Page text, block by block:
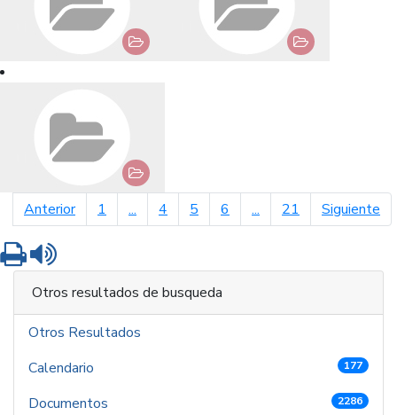
Anteriorpágina anterior
1 ... 4 5 6 ... 21 Siguiente
Imprimir
Otros resultados de busqueda
Otros Resultados
Calendario
177
Documentos 2286